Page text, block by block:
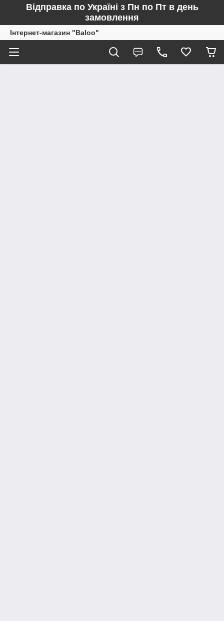
Відправка по Україні з Пн по Пт в день
замовлення
Інтернет-магазин "Baloo"